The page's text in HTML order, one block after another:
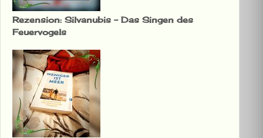
Rezension: Silvanubis – Das Singen des
Feuervogels